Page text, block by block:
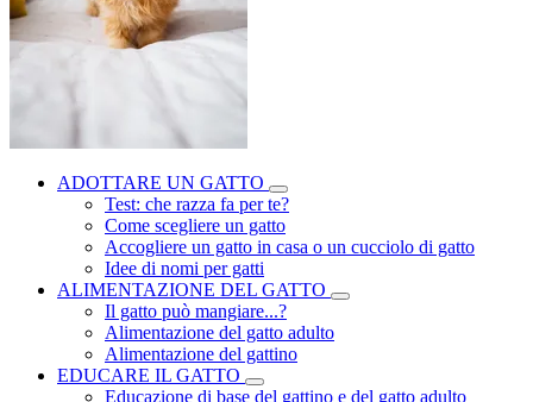
ADOTTARE UN GATTO
Test: che razza fa per te?
Come scegliere un gatto
Accogliere un gatto in casa o un cucciolo di gatto
Idee di nomi per gatti
ALIMENTAZIONE DEL GATTO
Il gatto può mangiare...?
Alimentazione del gatto adulto
Alimentazione del gattino
EDUCARE IL GATTO
Educazione di base del gattino e del gatto adulto